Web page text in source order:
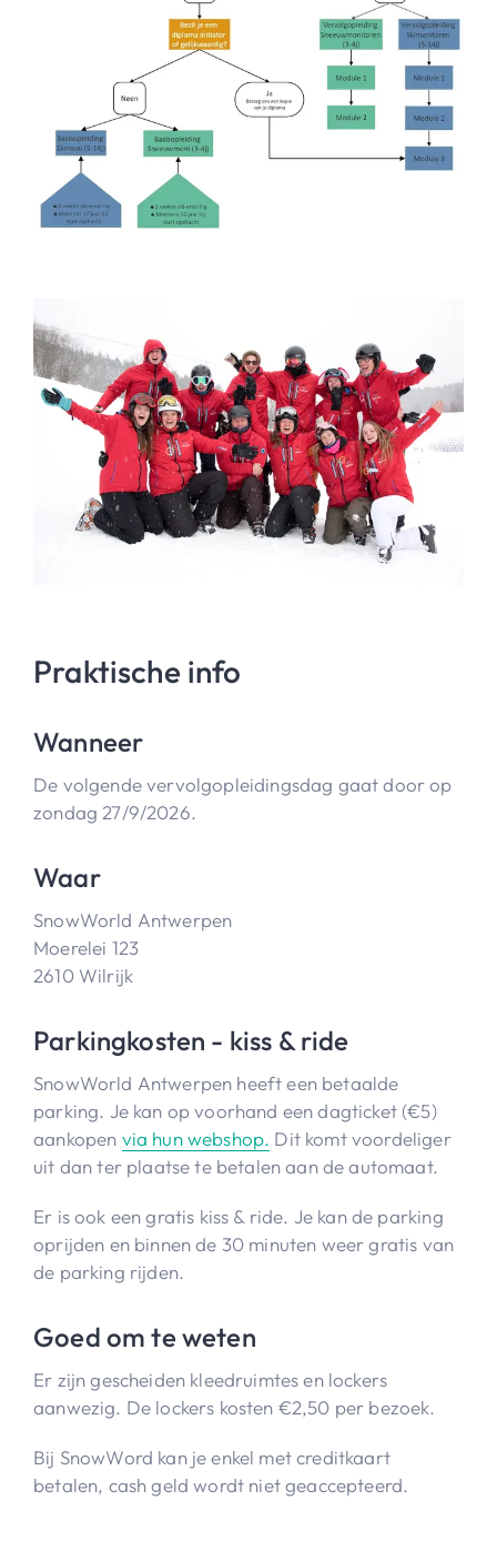
Praktische info
Wanneer
De volgende vervolgopleidingsdag gaat door op
zondag 27/9/2026.
Waar
SnowWorld Antwerpen
Moerelei 123
2610 Wilrijk
Parkingkosten - kiss & ride
SnowWorld Antwerpen heeft een betaalde
parking. Je kan op voorhand een dagticket (€5)
aankopen via hun webshop. Dit komt voordeliger
uit dan ter plaatse te betalen aan de automaat.
Er is ook een gratis kiss & ride. Je kan de parking
oprijden en binnen de 30 minuten weer gratis van
de parking rijden.
Goed om te weten
Er zijn gescheiden kleedruimtes en lockers
aanwezig. De lockers kosten €2,50 per bezoek.
Bij SnowWord kan je enkel met creditkaart
betalen, cash geld wordt niet geaccepteerd.